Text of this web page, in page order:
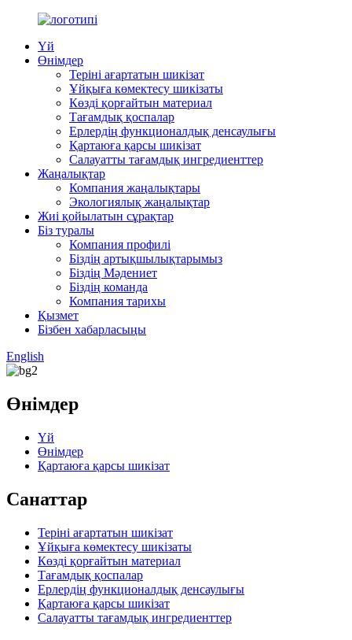
Үй
Өнімдер
Теріні ағартатын шикізат
Ұйқыға көмектесу шикізаты
Көзді қорғайтын материал
Тағамдық қоспалар
Ерлердің функционалдық денсаулығы
Қартаюға қарсы шикізат
Салауатты тағамдық ингредиенттер
Жаңалықтар
Компания жаңалықтары
Экологиялық жаңалықтар
Жиі қойылатын сұрақтар
Біз туралы
Компания профилі
Біздің артықшылықтарымыз
Біздің Мәдениет
Біздің команда
Компания тарихы
Қызмет
Бізбен хабарласыңы
English
Өнімдер
Үй
Өнімдер
Қартаюға қарсы шикізат
Санаттар
Теріні ағартатын шикізат
Ұйқыға көмектесу шикізаты
Көзді қорғайтын материал
Тағамдық қоспалар
Ерлердің функционалдық денсаулығы
Қартаюға қарсы шикізат
Салауатты тағамдық ингредиенттер